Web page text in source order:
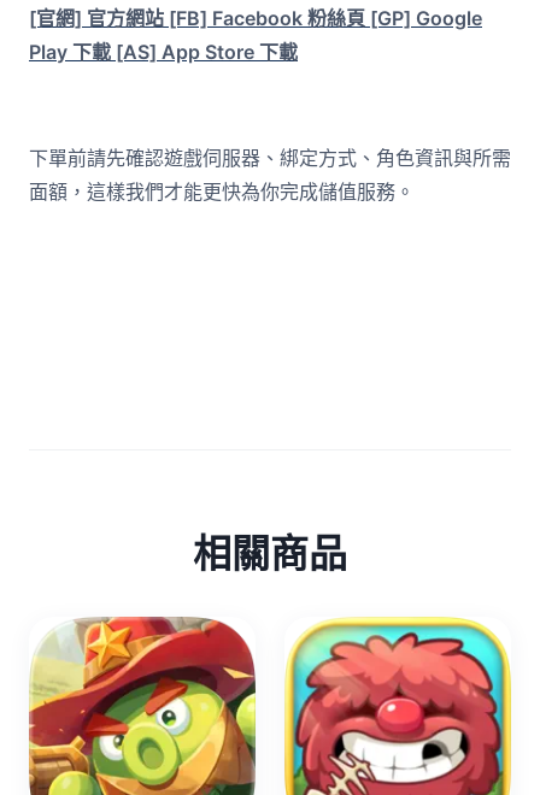
[官網] 官方網站 [FB] Facebook 粉絲頁 [GP] Google
Play 下載 [AS] App Store 下載
下單前請先確認遊戲伺服器、綁定方式、角色資訊與所需
面額，這樣我們才能更快為你完成儲值服務。
相關商品